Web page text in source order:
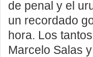
de penal y el
un recordado
hora. Los
Marcelo Salas